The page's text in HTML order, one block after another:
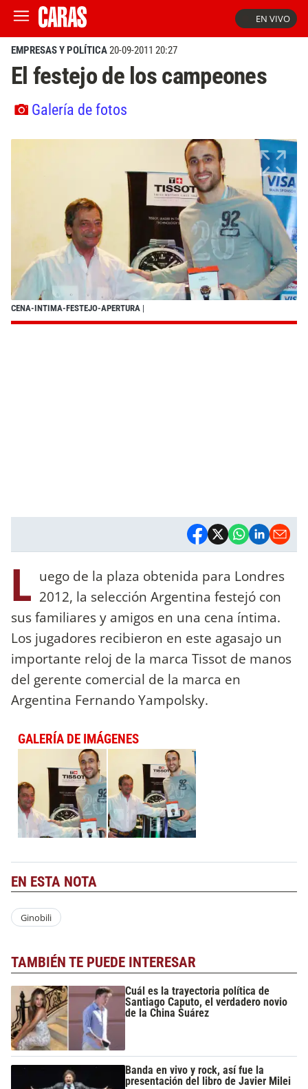
EN VIVO
EMPRESAS Y POLÍTICA20-09-2011 20:27
El festejo de los campeones
Galería de fotos
CENA-INTIMA-FESTEJO-APERTURA |
L uego de la plaza obtenida para Londres
2012, la selección Argentina festejó con
sus familiares y amigos en una cena íntima.
Los jugadores recibieron en este agasajo un
importante reloj de la marca Tissot de manos
del gerente comercial de la marca en
Argentina Fernando Yampolsky.
GALERÍA DE IMÁGENES
EN ESTA NOTA
Ginobili
TAMBIÉN TE PUEDE INTERESAR
Cuál es la trayectoria política de
Santiago Caputo, el verdadero novio
de la China Suárez
Banda en vivo y rock, así fue la
presentación del libro de Javier Milei